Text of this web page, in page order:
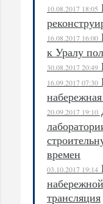
10.08.2017 18:05
16.08.2017 16:00
к Уралу
30.08.2017 20:49
16.09.2017 07:30
20.09.2017 19:10
времен
03.10.2017 19:14
трансляция